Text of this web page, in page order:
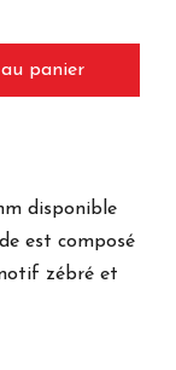
panier
disponible
est composé
zébré et